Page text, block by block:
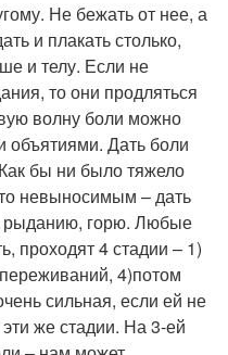
Не бежать от нее, а
и плакать столько,
и телу. Если не
то они продляться
волну боли можно
объятиями. Дать боли
бы ни было тяжело
невыносимым – дать
рыданию, горю. Любые
проходят 4 стадии – 1)
4)потом
сильная, если ей не
же стадии. На 3-ей